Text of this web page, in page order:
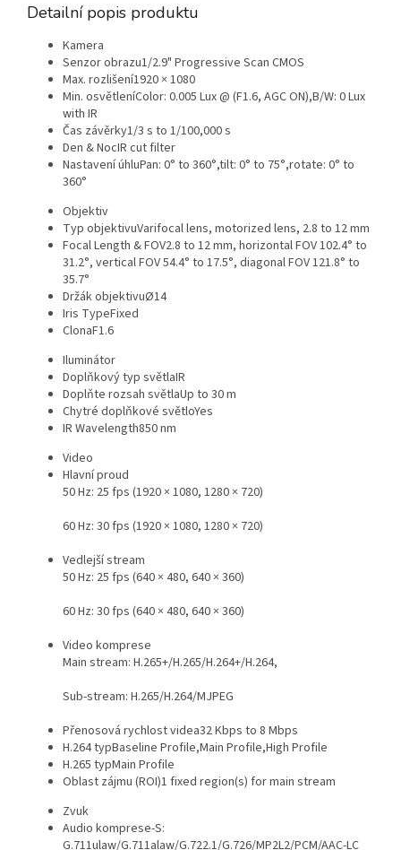
Detailní popis produktu
Kamera
Senzor obrazu1/2.9" Progressive Scan CMOS
Max. rozlišení1920 × 1080
Min. osvětleníColor: 0.005 Lux @ (F1.6, AGC ON),B/W: 0 Lux
with IR
Čas závěrky1/3 s to 1/100,000 s
Den & NocIR cut filter
Nastavení úhluPan: 0° to 360°,tilt: 0° to 75°,rotate: 0° to
360°
Objektiv
Typ objektivuVarifocal lens, motorized lens, 2.8 to 12 mm
Focal Length & FOV2.8 to 12 mm, horizontal FOV 102.4° to
31.2°, vertical FOV 54.4° to 17.5°, diagonal FOV 121.8° to
35.7°
Držák objektivuØ14
Iris TypeFixed
ClonaF1.6
Iluminátor
Doplňkový typ světlaIR
Doplňte rozsah světlaUp to 30 m
Chytré doplňkové světloYes
IR Wavelength850 nm
Video
Hlavní proud
50 Hz: 25 fps (1920 × 1080, 1280 × 720)
60 Hz: 30 fps (1920 × 1080, 1280 × 720)
Vedlejší stream
50 Hz: 25 fps (640 × 480, 640 × 360)
60 Hz: 30 fps (640 × 480, 640 × 360)
Video komprese
Main stream: H.265+/H.265/H.264+/H.264,
Sub-stream: H.265/H.264/MJPEG
Přenosová rychlost videa32 Kbps to 8 Mbps
H.264 typBaseline Profile,Main Profile,High Profile
H.265 typMain Profile
Oblast zájmu (ROI)1 fixed region(s) for main stream
Zvuk
Audio komprese-S:
G.711ulaw/G.711alaw/G.722.1/G.726/MP2L2/PCM/AAC-LC